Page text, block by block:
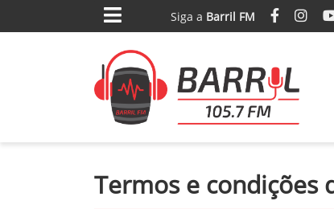
Siga a Barril FM
Termos e condições